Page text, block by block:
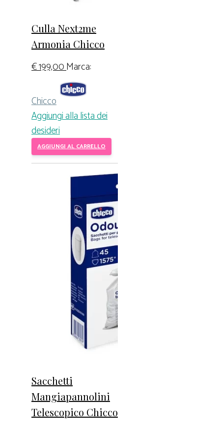
Culla Next2me
Armonia Chicco
€199,00Marca:
Chicco
Aggiungi alla lista dei
desideri
AGGIUNGI AL CARRELLO
Sacchetti
Mangiapannolini
Telescopico Chicco